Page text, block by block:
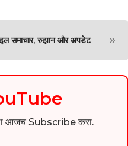
समाचार, रुझान और अपडेट
»
आजच Subscribe करा.